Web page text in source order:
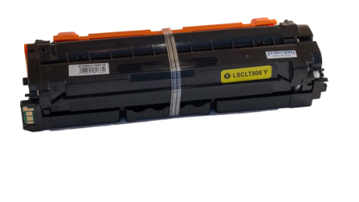
hviezdičiek.